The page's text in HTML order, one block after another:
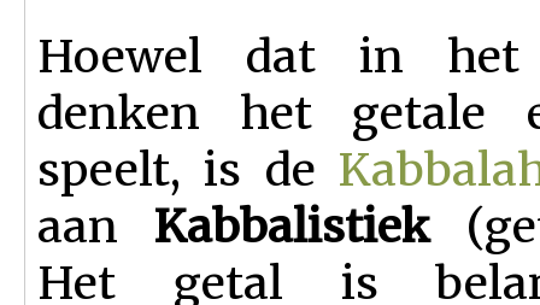
Hoewel dat in het
denken het getale
speelt, is de
aan Kabbalistiek
Het getal is